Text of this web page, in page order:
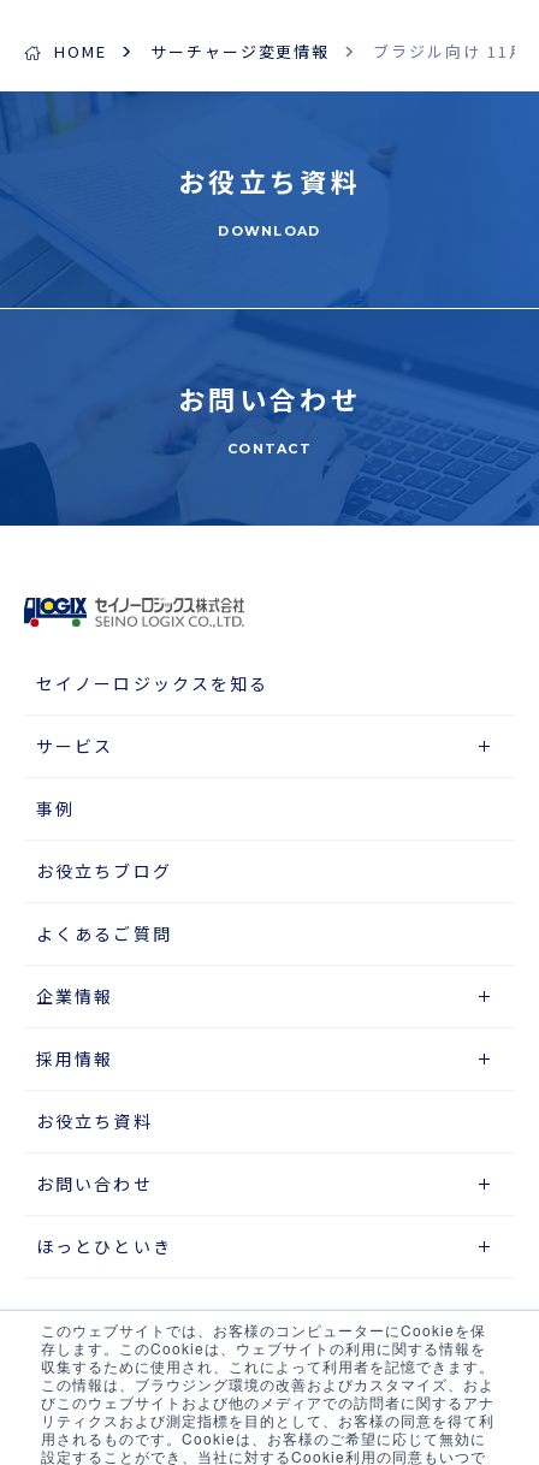
このウェブサイトでは、お客様のコンピューターにCookieを保
存します。このCookieは、ウェブサイトの利用に関する情報を
収集するために使用され、これによって利用者を記憶できます。
この情報は、ブラウジング環境の改善およびカスタマイズ、およ
びこのウェブサイトおよび他のメディアでの訪問者に関するアナ
リティクスおよび測定指標を目的として、お客様の同意を得て利
用されるものです。Cookieは、お客様のご希望に応じて無効に
設定することができ、当社に対するCookie利用の同意もいつで
HOME サーチャージ変更情報 ブラジル向け 11月
お役立ち 資料
DOWNLOAD
お問い合わせ
CONTACT
セイノーロジックスを知る
サービス
事例
お役立ちブログ
よくあるご質問
企業情報
採用情報
お役立ち資料
お問い合わせ
ほっとひといき
サイトマップ
プライバシーポリシー
ウェブアクセシビリティポリシー